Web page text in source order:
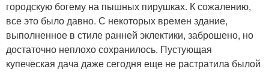
городскую богему на пышных пирушках. К сожалению,
все это было давно. С некоторых времен здание,
выполненное в стиле ранней эклектики, заброшено, но
достаточно неплохо сохранилось. Пустующая
купеческая дача даже сегодня еще не растратила былой